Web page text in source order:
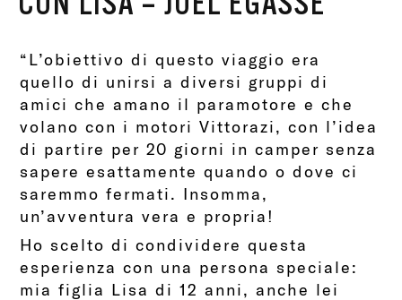
“L’obiettivo di questo viaggio era
quello di unirsi a diversi gruppi di
amici che amano il paramotore e che
volano con i motori Vittorazi, con l’idea
di partire per 20 giorni in camper senza
sapere esattamente quando o dove ci
saremmo fermati. Insomma,
un’avventura vera e propria!
Ho scelto di condividere questa
esperienza con una persona speciale:
mia figlia Lisa di 12 anni, anche lei